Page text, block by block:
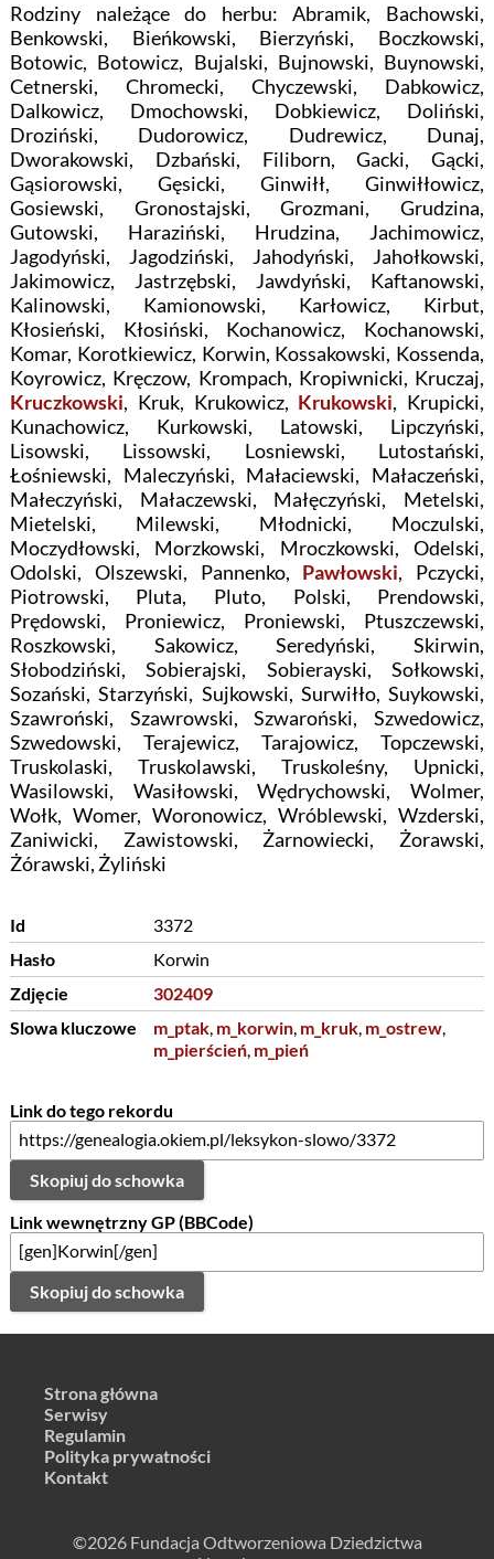
Rodziny należące do herbu: Abramik, Bachowski,
Benkowski, Bieńkowski, Bierzyński, Boczkowski,
Botowic, Botowicz, Bujalski, Bujnowski, Buynowski,
Cetnerski, Chromecki, Chyczewski, Dabkowicz,
Dalkowicz, Dmochowski, Dobkiewicz, Doliński,
Droziński, Dudorowicz, Dudrewicz, Dunaj,
Dworakowski, Dzbański, Filiborn, Gacki, Gącki,
Gąsiorowski, Gęsicki, Ginwiłł, Ginwiłłowicz,
Gosiewski, Gronostajski, Grozmani, Grudzina,
Gutowski, Haraziński, Hrudzina, Jachimowicz,
Jagodyński, Jagodziński, Jahodyński, Jahołkowski,
Jakimowicz, Jastrzębski, Jawdyński, Kaftanowski,
Kalinowski, Kamionowski, Karłowicz, Kirbut,
Kłosieński, Kłosiński, Kochanowicz, Kochanowski,
Komar, Korotkiewicz, Korwin, Kossakowski, Kossenda,
Koyrowicz, Kręczow, Krompach, Kropiwnicki, Kruczaj,
Kruczkowski, Kruk, Krukowicz, Krukowski, Krupicki,
Kunachowicz, Kurkowski, Latowski, Lipczyński,
Lisowski, Lissowski, Losniewski, Lutostański,
Łośniewski, Maleczyński, Małaciewski, Małaczeński,
Małeczyński, Małaczewski, Małęczyński, Metelski,
Mietelski, Milewski, Młodnicki, Moczulski,
Moczydłowski, Morzkowski, Mroczkowski, Odelski,
Odolski, Olszewski, Pannenko, Pawłowski, Pczycki,
Piotrowski, Pluta, Pluto, Polski, Prendowski,
Prędowski, Proniewicz, Proniewski, Ptuszczewski,
Roszkowski, Sakowicz, Seredyński, Skirwin,
Słobodziński, Sobierajski, Sobierayski, Sołkowski,
Sozański, Starzyński, Sujkowski, Surwiłło, Suykowski,
Szawroński, Szawrowski, Szwaroński, Szwedowicz,
Szwedowski, Terajewicz, Tarajowicz, Topczewski,
Truskolaski, Truskolawski, Truskoleśny, Upnicki,
Wasilowski, Wasiłowski, Wędrychowski, Wolmer,
Wołk, Womer, Woronowicz, Wróblewski, Wzderski,
Zaniwicki, Zawistowski, Żarnowiecki, Żorawski,
Żórawski, Żyliński
Id
3372
Hasło
Korwin
Zdjęcie
302409
Slowa kluczowe
m_ptak, m_korwin, m_kruk, m_ostrew,
m_pierścień, m_pień
Link do tego rekordu
Skopiuj do schowka
Link wewnętrzny GP (BBCode)
Skopiuj do schowka
Strona główna
Serwisy
Regulamin
Polityka prywatności
Kontakt
©2026 Fundacja Odtworzeniowa Dziedzictwa